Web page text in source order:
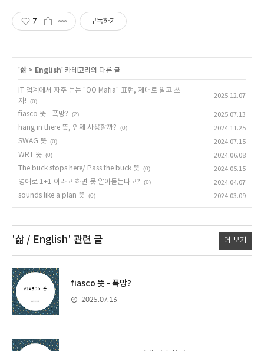
7 구독하기
'삶 > English' 카테고리의 다른 글
IT 업계에서 자주 듣는 "OO Mafia" 표현, 제대로 알고 쓰
자!
(0)
2025.12.07
fiasco 뜻 - 폭망? (2)
2025.07.13
hang in there 뜻, 언제 사용할까?
(0)
2024.11.25
SWAG 뜻 (0)
2024.07.15
WRT 뜻 (0)
2024.06.08
The buck stops here/ Pass the buck 뜻 (0)
2024.05.15
영어로 1+1 이라고 하면 못 알아듣는다고?
(0)
2024.04.07
sounds like a plan 뜻 (0) 2024.03.09
'삶 / English' 관련 글 더 보기
fiasco 뜻 - 폭망?
2025.07.13